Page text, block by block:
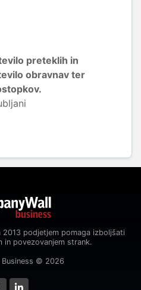
preteklih in
obravnav ter
2013 podjetjem pomaga izboljšati
in povezovanjem strank.
Business © 2026